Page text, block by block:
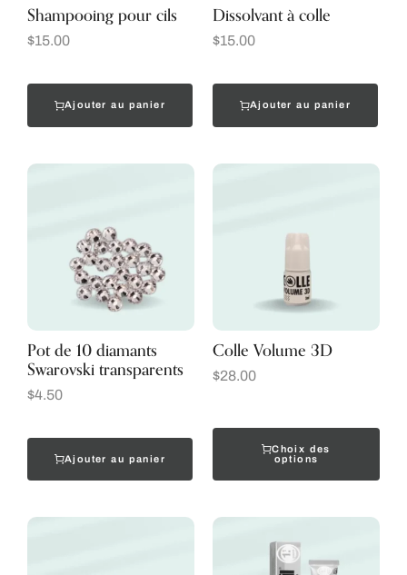
Shampooing pour cils
$15.00
Ajouter au panier
Dissolvant à colle
$15.00
Ajouter au panier
Pot de 10 diamants
Swarovski transparents
$4.50
Ajouter au panier
Colle Volume 3D
$28.00
Choix des
options